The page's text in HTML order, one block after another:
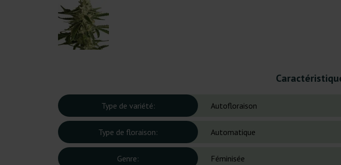
Type de variété: Autofloraison
Type de floraison: Automatique
Genre: Féminisée